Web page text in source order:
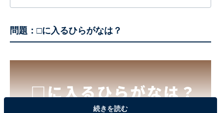
問題：□に入るひらがなは？
続きを読む